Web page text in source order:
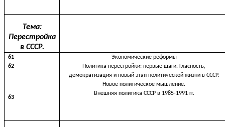
Тема:
Перестройка
в СССР.
61
62
63
Экономические реформы
Политика перестройки: первые шаги. Гласность,
демократизация и новый этап политической жизни в СССР.
Новое политическое мышление.
Внешняя политика СССР в 1985-1991 гг.